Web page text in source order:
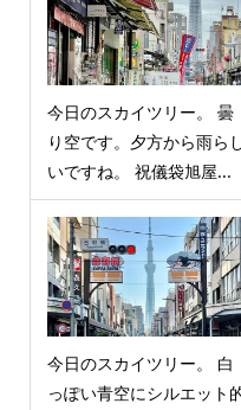
今日のスカイツリー。 曇
り空です。夕方から雨ら
いですね。 祝儀袋旭屋...
今日のスカイツリー。 白
っぽい青空にシルエット